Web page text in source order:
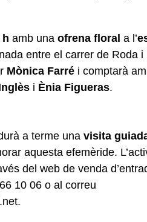
h amb una ofrena floral a l’
entre el carrer de Roda i
Mònica Farré i comptarà
i Ènia Figueras.
a terme una visita
aquesta efemèride.
del web de venda
10 06 o al correu